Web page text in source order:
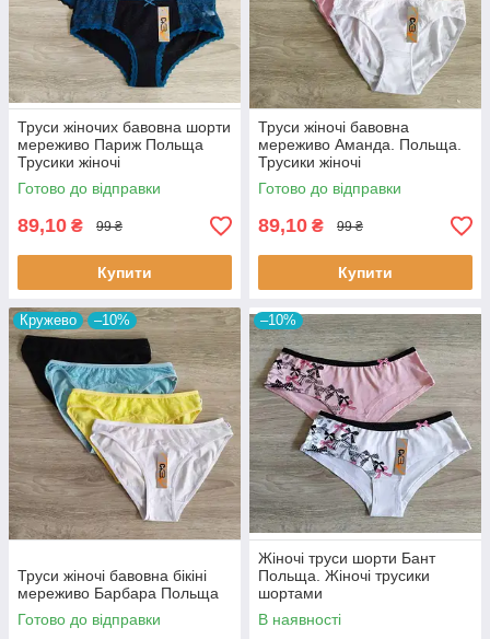
Труси жіночих бавовна шорти
мереживо Париж Польща
Трусики жіночі
Готово до відправки
89,10 ₴ 99 ₴
Купити
Труси жіночі бавовна
мереживо Аманда. Польща.
Трусики жіночі
Готово до відправки
89,10 ₴ 99 ₴
Купити
Кружево –10%
Труси жіночі бавовна бікіні
мереживо Барбара Польща
Готово до відправки
–10%
Жіночі труси шорти Бант
Польща. Жіночі трусики
шортами
В наявності